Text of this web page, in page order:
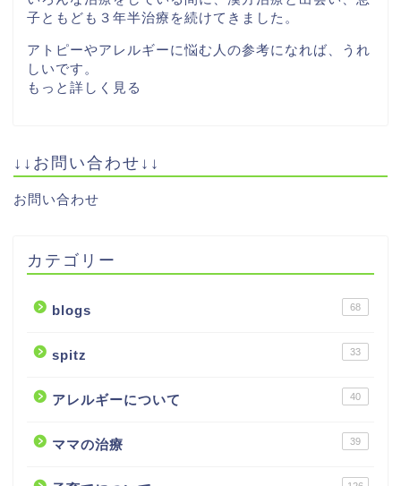
子ともども３年半治療を続けてきました。
アトピーやアレルギーに悩む人の参考になれば、うれ
しいです。
もっと詳しく見る
↓↓お問い合わせ↓↓
お問い合わせ
カテゴリー
blogs 68
spitz 33
アレルギーについて 40
ママの治療 39